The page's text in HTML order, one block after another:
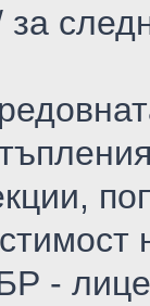
за
-